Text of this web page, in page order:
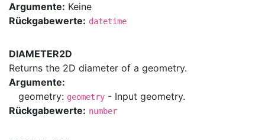
Argumente: Keine
Rückgabewerte: datetime
DIAMETER2D
Returns the 2D diameter of a geometry.
Argumente:
geometry: geometry - Input geometry.
Rückgabewerte: number